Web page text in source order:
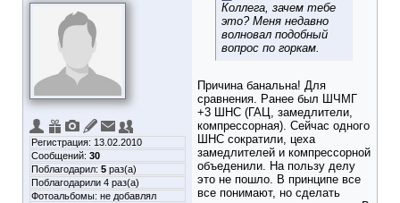
Регистрация: 13.02.2010
Сообщений: 30
Поблагодарил: 5 раз(а)
Поблагодарили 4 раз(а)
Фотоальбомы: не добавлял
Коллега, зачем тебе
это? Меня недавно
волновал подобный
вопрос по горкам.
Причина банальна! Для
сравнения. Ранее был ШЧМГ
+3 ШНС (ГАЦ, замедлители,
компрессорная). Сейчас одного
ШНС сократили, цеха
замедлителей и компрессорной
объеденили. На пользу делу
это не пошло. В принципе все
все понимают, но сделать